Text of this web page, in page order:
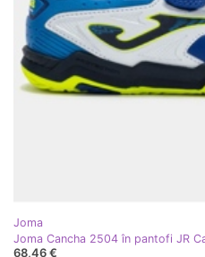
Joma
Joma Cancha 2504 în pantofi JR
68,46 €